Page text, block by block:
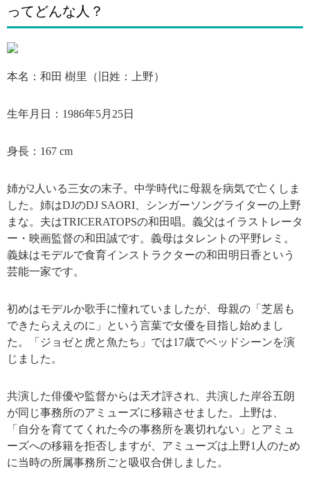
ってどんな人？
本名：和田 樹里（旧姓：上野）
生年月日：1986年5月25日
身長：167 cm
姉が2人いる三女の末子。中学時代に母親を病気で亡くしま
した。姉はDJのDJ SAORI、シンガーソングライターの上野
まな。夫はTRICERATOPSの和田唱。義父はイラストレータ
ー・映画監督の和田誠です。義母はタレントの平野レミ。
義妹はモデルで食育インストラクターの和田明日香という
芸能一家です。
初めはモデルか歌手に憧れていましたが、母親の「芝居も
できたらええのに」という言葉で女優を目指し始めまし
た。「ジョゼと虎と魚たち」では17歳でベッドシーンを演
じました。
共演した俳優や監督からは天才評され、共演した岸谷五朗
が同じ事務所のアミューズに移籍させました。上野は、
「自分を育ててくれた今の事務所を裏切れない」とアミュ
ーズへの移籍を拒否しますが、アミューズは上野1人のため
に当時の所属事務所ごと吸収合併しました。